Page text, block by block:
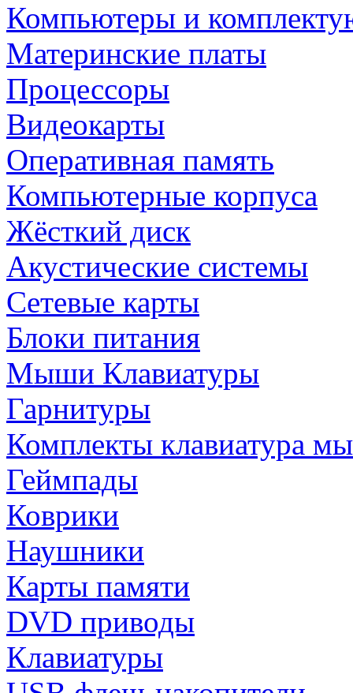
Компьютеры и
Материнские платы
Процессоры
Видеокарты
Оперативная память
Компьютерные корпуса
Жёсткий диск
Акустические системы
Сетевые карты
Блоки питания
Мыши Клавиатуры
Гарнитуры
Комплекты клавиатура
Геймпады
Коврики
Наушники
Карты памяти
DVD приводы
Клавиатуры